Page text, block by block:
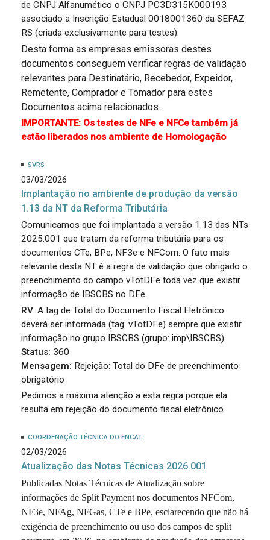
de CNPJ Alfanumético o CNPJ PC3D315K000193
associado a Inscrição Estadual 0018001360 da SEFAZ
RS (criada exclusivamente para testes).
Desta forma as empresas emissoras destes
documentos conseguem verificar regras de validação
relevantes para Destinatário, Recebedor, Expeidor,
Remetente, Comprador e Tomador para estes
Documentos acima relacionados.
IMPORTANTE: Os testes de NFe e NFCe também já
estão liberados nos ambiente de Homologação
SVRS
03/03/2026
Implantação no ambiente de produção da versão
1.13 da NT da Reforma Tributária
Comunicamos que foi implantada a versão 1.13 das NTs
2025.001 que tratam da reforma tributária para os
documentos CTe, BPe, NF3e e NFCom. O fato mais
relevante desta NT é a regra de validação que obrigado o
preenchimento do campo vTotDFe toda vez que existir
informação de IBSCBS no DFe.
RV: A tag de Total do Documento Fiscal Eletrônico
deverá ser informada (tag: vTotDFe) sempre que existir
informação no grupo IBSCBS (grupo: imp\IBSCBS)
Status: 360
Mensagem: Rejeição: Total do DFe de preenchimento
obrigatório
Pedimos a máxima atenção a esta regra porque ela
resulta em rejeição do documento fiscal eletrônico.
COORDENAÇÃO TÉCNICA DO ENCAT
02/03/2026
Atualização das Notas Técnicas 2026.001
Publicadas Notas Técnicas de Atualização sobre
informações de Split Payment nos documentos NFCom,
NF3e, NFAg, NFGas, CTe e BPe, esclarecendo que não há
exigência de preenchimento ou uso dos campos de split